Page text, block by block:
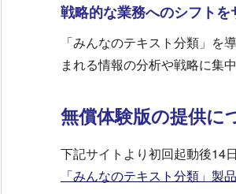
戦略的な業務へのシフトを
「みんなのテキスト分類」
まれる情報の分析や戦略に集
無償体験版の提供に
下記サイトより初回起動後14
「みんなのテキスト分類」製